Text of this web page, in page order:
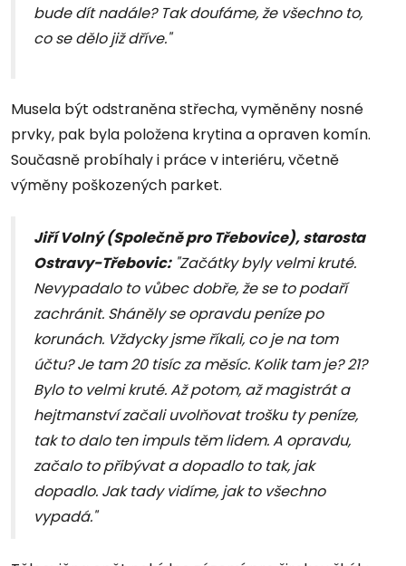
bude dít nadále? Tak doufáme, že všechno to,
co se dělo již dříve."
Musela být odstraněna střecha, vyměněny nosné
prvky, pak byla položena krytina a opraven komín.
Současně probíhaly i práce v interiéru, včetně
výměny poškozených parket.
Jiří Volný (Společně pro Třebovice), starosta
Ostravy-Třebovic:"Začátky byly velmi kruté.
Nevypadalo to vůbec dobře, že se to podaří
zachránit. Sháněly se opravdu peníze po
korunách. Vždycky jsme říkali, co je na tom
účtu? Je tam 20 tisíc za měsíc. Kolik tam je? 21?
Bylo to velmi kruté. Až potom, až magistrát a
hejtmanství začali uvolňovat trošku ty peníze,
tak to dalo ten impuls těm lidem. A opravdu,
začalo to přibývat a dopadlo to tak, jak
dopadlo. Jak tady vidíme, jak to všechno
vypadá."